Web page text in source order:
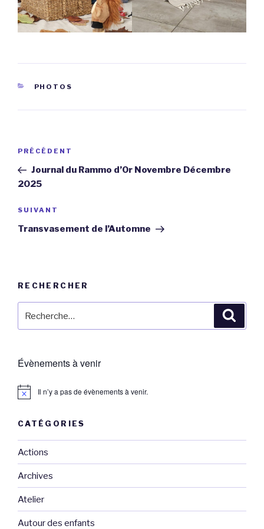
CATÉGORIES
PHOTOS
Navigation
l’article
Article
précédent
PRÉCÉDENT
Journal du Rammo d’Or Novembre Décembre
2025
Article
suivant
SUIVANT
Transvasement de l’Automne
RECHERCHER
Évènements à venir
Il n’y a pas de évènements à venir.
CATÉGORIES
Actions
Archives
Atelier
Autour des enfants